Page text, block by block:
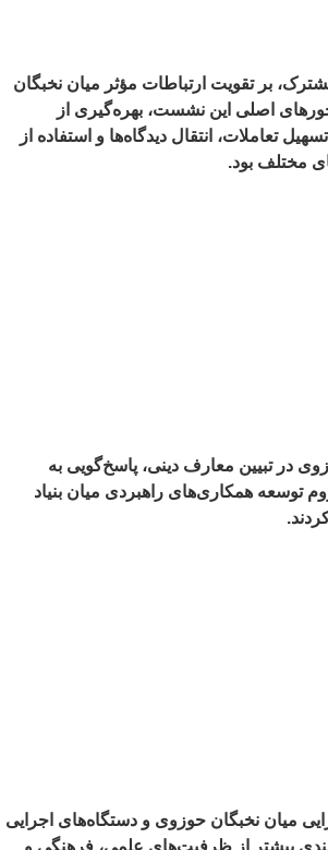
بر تقویت ارتباطات مؤثر میان نخبگان
اصلی این نشست، بهره‌گیری از
انتقال دیدگاه‌ها و استفاده از
مختلف بود.
در تبیین معارف دینی، پاسخ‌گویی به
توسعه همکاری‌های راهبردی میان بنیاد
میان نخبگان حوزوی و دستگاه‌های اجرایی